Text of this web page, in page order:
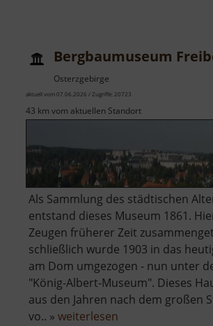
Bockau
Bergbaumuseum
Osterzgebirge
aktuell vom 07.06.2026 / Zugriffe: 20723
43 km vom aktuellen Standort
Als Sammlung des städtischen
entstand dieses Museum 1861.
Zeugen früherer Zeit
schließlich wurde 1903 in das
am Dom umgezogen - nun unter
"König-Albert-Museum". Dieses
aus den Jahren nach dem großen
vo.. » weiterlesen